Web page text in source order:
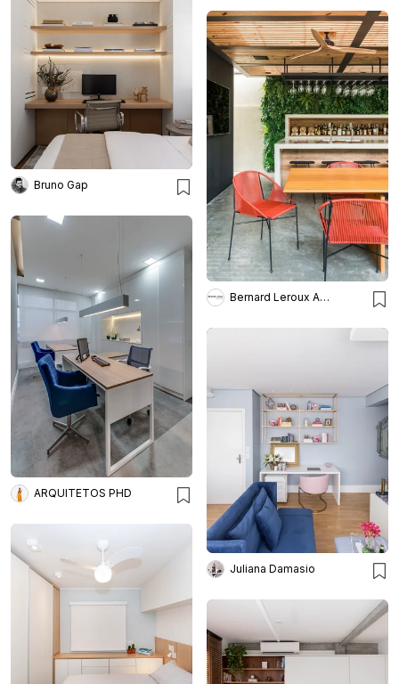
Bruno Gap
Bernard Leroux Arquitetos
ARQUITETOS PHD
Juliana Damasio